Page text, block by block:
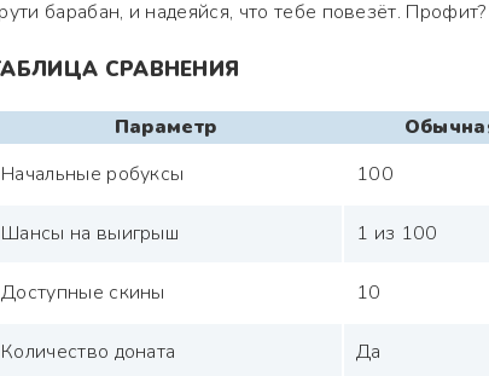
барабан, и надеяйся, что тебе повезёт.
СРАВНЕНИЯ
Параметр
Начальные робуксы
100
Шансы на выигрыш 1 из 100
Доступные скины 10
Количество доната Да